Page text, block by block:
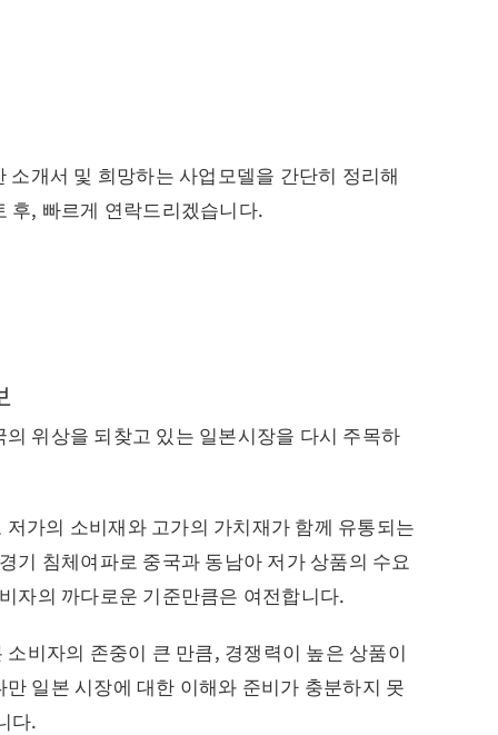
개서 및 희망하는 사업모델을 간단히 정리해
후, 빠르게 연락드리겠습니다.
위상을 되찾고 있는 일본시장을 다시 주목하
가의 소비재와 고가의 가치재가 함께 유통되는
기 침체여파로 중국과 동남아 저가 상품의 수요
자의 까다로운 기준만큼은 여전합니다.
비자의 존중이 큰 만큼, 경쟁력이 높은 상품이
일본 시장에 대한 이해와 준비가 충분하지 못
다.